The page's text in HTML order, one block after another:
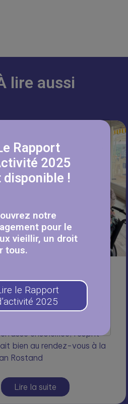
lire aussi
sous le signe de la
à la résidence Jean
ensoleillée, l’esprit
bien au rendez-vous à la
Rostand
Lire la suite
Rapport
2025
disponible !
notre
pour le
vieillir, un droit
tous.
le Rapport
2025